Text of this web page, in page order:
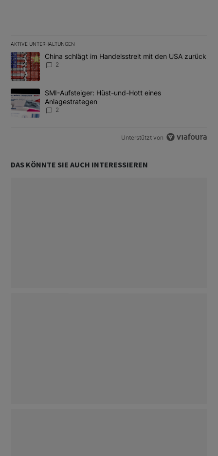
AKTIVE UNTERHALTUNGEN
Das Folgende ist eine Liste der am meisten kommentierten
Ein Trendartikel mit dem Titel "China schlägt im Handelsstreit
China schlägt im Handelsstreit mit den USA zurück
2
Ein Trendartikel mit dem Titel "SMI-Aufsteiger: Hüst-und-Hott
SMI-Aufsteiger: Hüst-und-Hott eines
Anlagestrategen
2
Unterstützt von
DAS KÖNNTE SIE AUCH INTERESSIEREN